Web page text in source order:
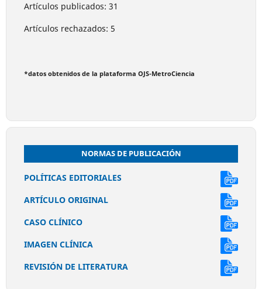
Artículos publicados: 31
Artículos rechazados: 5
*datos obtenidos de la plataforma OJS-MetroCiencia
NORMAS DE PUBLICACIÓN
POLÍTICAS EDITORIALES
ARTÍCULO ORIGINAL
CASO CLÍNICO
IMAGEN CLÍNICA
REVISIÓN DE LITERATURA